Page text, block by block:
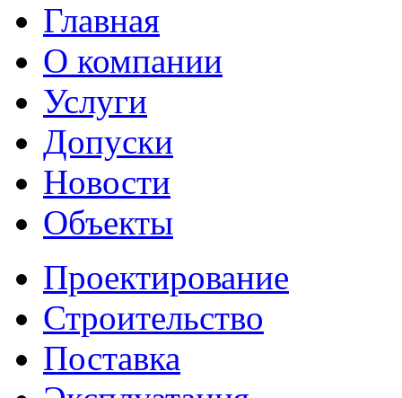
Главная
О компании
Услуги
Допуски
Новости
Объекты
Проектирование
Строительство
Поставка